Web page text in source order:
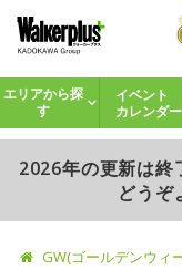
エリアから探
す
イベント
カレンダー
2026年の更新は終
どうぞ
GW(ゴールデンウィ